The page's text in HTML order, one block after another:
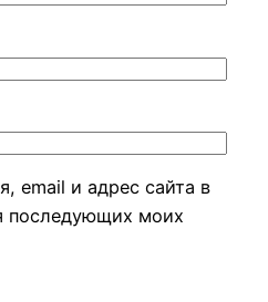
email и адрес сайта в
последующих моих